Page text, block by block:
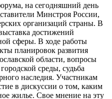
на сегодняшний день
Минстроя России,
организаций страны. В
достижений
сферы. В ходе работы
планировок развития
области, вопросы
среды, судьба
наследия. Участникам
в дискуссии о том, каким
жилье. Свое мнение на эту